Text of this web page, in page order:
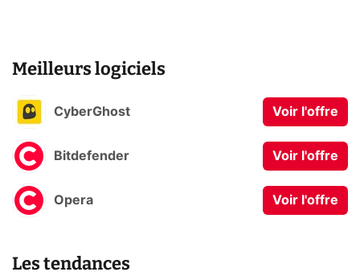
Meilleurs logiciels
CyberGhost Voir l'offre
Bitdefender Voir l'offre
Opera Voir l'offre
Les tendances